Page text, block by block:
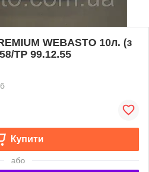
WEBASTO 10л. (з
TP 99.12.55
Купити
або